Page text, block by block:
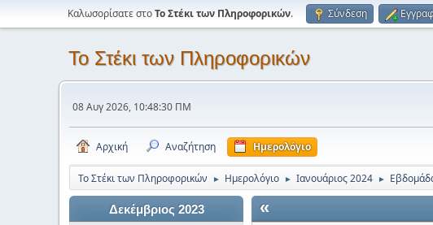
Καλωσορίσατε στοΤο Στέκι των Πληροφορικών. Σύνδεση
Το Στέκι των Πληροφορικών
08 Αυγ 2026, 10:48:30 ΠΜ
Αρχική Αναζήτηση Ημερολόγιο
Το Στέκι των Πληροφορικών ► Ημερολόγιο ► Ιανουάριος 2024 ►
Δεκέμβριος 2023 «